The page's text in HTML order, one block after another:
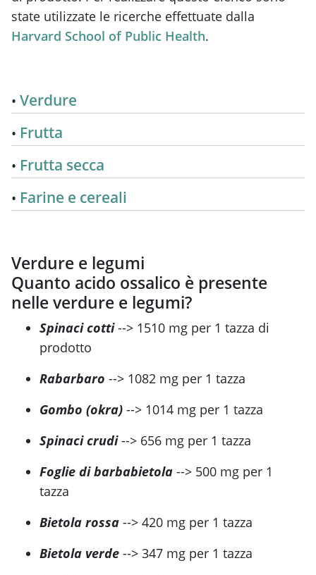
state utilizzate le ricerche effettuate dalla
Harvard School of Public Health.
Verdure
Frutta
Frutta secca
Farine e cereali
Verdure e legumi
Quanto acido ossalico è presente
nelle verdure e legumi?
Spinaci cotti--> 1510 mg per 1 tazza di
prodotto
Rabarbaro --> 1082 mg per 1 tazza
Gombo (okra) --> 1014 mg per 1 tazza
Spinaci crudi--> 656 mg per 1 tazza
Foglie di barbabietola --> 500 mg per 1
tazza
Bietola rossa --> 420 mg per 1 tazza
Bietola verde --> 347 mg per 1 tazza